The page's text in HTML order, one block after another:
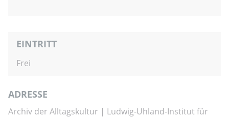
EINTRITT
Frei
ADRESSE
Archiv der Alltagskultur | Ludwig-Uhland-Institut für